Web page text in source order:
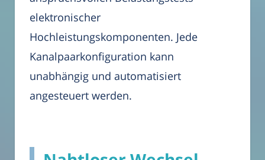
elektronischer
Hochleistungskomponenten. Jede
Kanalpaarkonfiguration kann
unabhängig und automatisiert
angesteuert werden.